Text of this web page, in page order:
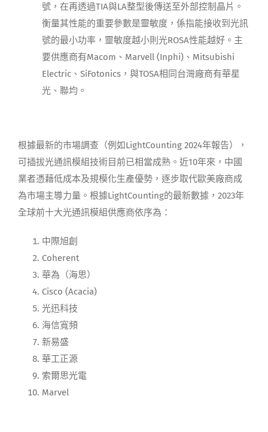
號，在再透過TIA與LA整型後傳送至外部控制晶片。
衡量其性能的重要參數是靈敏度，係指能接收到光訊
號的最小功率，靈敏度越小則光ROSA性能越好。主
要供應商有Macom、Marvell (Inphi)、Mitsubishi
Electric、SiFotonics，與TOSA相同台灣廠商有華星
光、聯均。
根據最新的市場調查（例如LightCounting 2024年報告），
可插拔光通訊模組技術目前已相當成熟。近10年來，中國
業者憑藉低成本及規模化生產優勢，逐步取代歐美廠商成
為市場主導力量。根據LightCounting的最新數據，2023年
全球前十大光通訊模組供應商依序為：
中際旭創
Coherent
華為（海思）
Cisco (Acacia)
光迅科技
海信寬頻
新易盛
華工正源
索爾思光電
Marvel